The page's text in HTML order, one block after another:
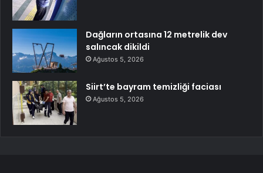
Dağların ortasına 12 metrelik dev
salıncak dikildi
Ağustos 5, 2026
Siirt’te bayram temizliği faciası
Ağustos 5, 2026